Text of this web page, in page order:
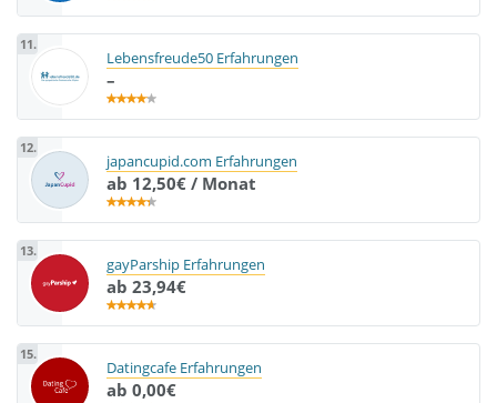
11.
Lebensfreude50 Erfahrungen
–
12.
japancupid.com Erfahrungen
ab 12,50€ / Monat
13.
gayParship Erfahrungen
ab 23,94€
15.
Datingcafe Erfahrungen
ab 0,00€